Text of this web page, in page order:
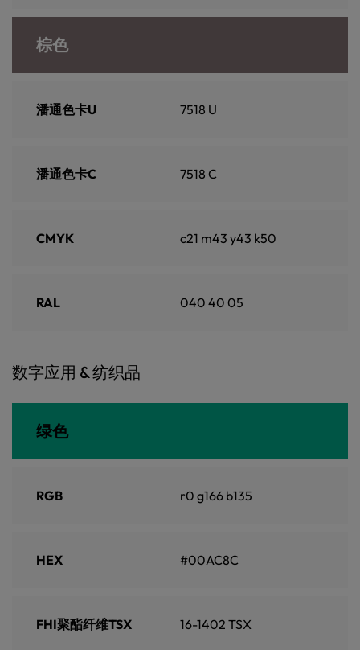
棕色
潘通色卡U 7518 U
潘通色卡C 7518 C
CMYK c21 m43 y43 k50
RAL 040 40 05
数字应用 & 纺织品
绿色
RGB r0 g166 b135
HEX #00AC8C
FHI聚酯纤维TSX 16-1402 TSX